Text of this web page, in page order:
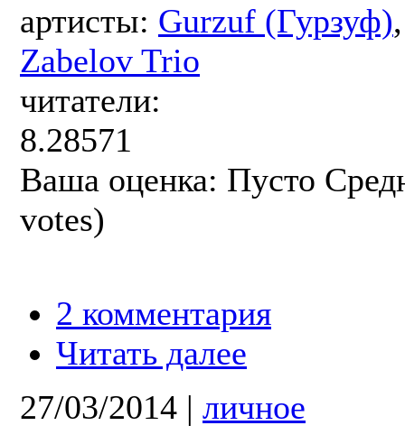
артисты: Gurzuf (Гурзуф)
Zabelov Trio
читатели:
8.28571
Ваша оценка: Пусто
votes)
2 комментария
Читать далее
27/03/2014 | личное